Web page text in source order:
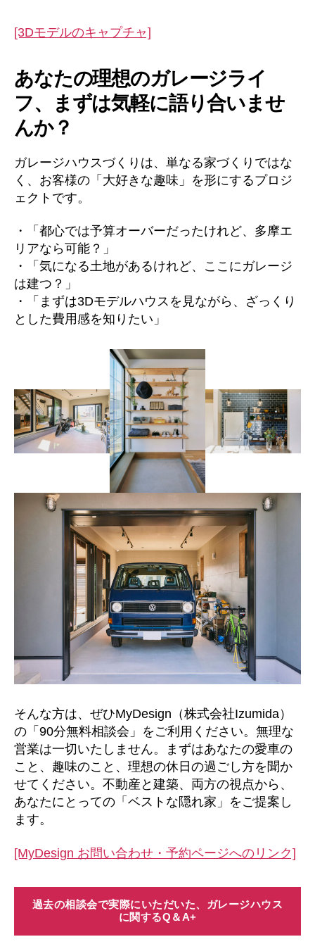
[3Dモデルのキャプチャ]
あなたの理想のガレージライ
フ、まずは気軽に語り合いませ
んか？
ガレージハウスづくりは、単なる家づくりではな
く、お客様の「大好きな趣味」を形にするプロジ
ェクトです。
・「都心では予算オーバーだったけれど、多摩エ
リアなら可能？」
・「気になる土地があるけれど、ここにガレージ
は建つ？」
・「まずは3Dモデルハウスを見ながら、ざっくり
とした費用感を知りたい」
そんな方は、ぜひMyDesign（株式会社Izumida）
の「90分無料相談会」をご利用ください。無理な
営業は一切いたしません。まずはあなたの愛車の
こと、趣味のこと、理想の休日の過ごし方を聞か
せてください。不動産と建築、両方の視点から、
あなたにとっての「ベストな隠れ家」をご提案し
ます。
[MyDesign お問い合わせ・予約ページへのリンク]
過去の相談会で実際にいただいた、ガレージハウス
に関するQ＆A+